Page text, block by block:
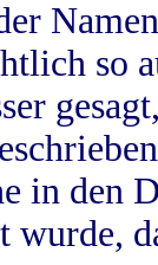
so
in
wurde,